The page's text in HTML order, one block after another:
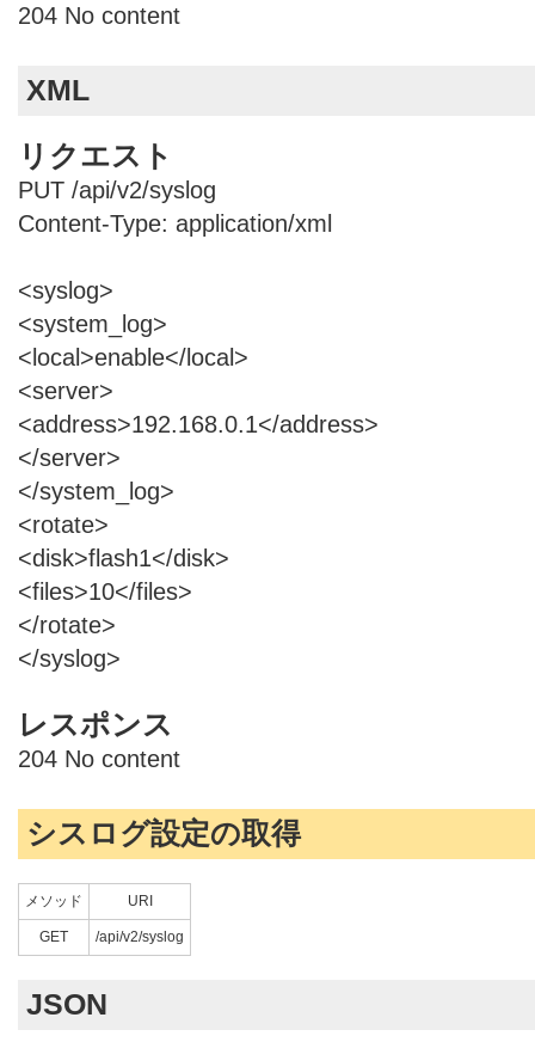
204 No content
XML
リクエスト
PUT /api/v2/syslog
Content-Type: application/xml
<syslog>
<system_log>
<local>enable</local>
<server>
<address>192.168.0.1</address>
</server>
</system_log>
<rotate>
<disk>flash1</disk>
<files>10</files>
</rotate>
</syslog>
レスポンス
204 No content
シスログ設定の取得
メソッド URI
GET /api/v2/syslog
JSON